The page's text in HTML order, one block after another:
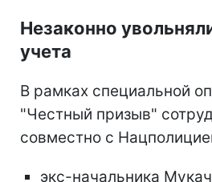
Незаконно
учета
В рамках специальной
"Честный призыв"
совместно с
экс-начальника